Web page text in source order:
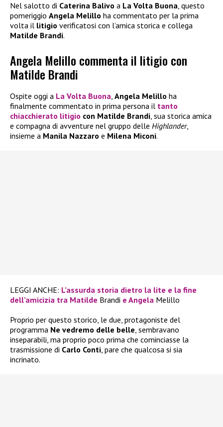
Nel salotto di Caterina Balivo a La Volta Buona, questo
pomeriggio Angela Melillo ha commentato per la prima
volta il litigio verificatosi con l’amica storica e collega
Matilde Brandi.
Angela Melillo commenta il litigio con
Matilde Brandi
Ospite oggi a La Volta Buona, Angela Melillo ha
finalmente commentato in prima persona il tanto
chiacchierato litigio con Matilde Brandi, sua storica amica
e compagna di avventure nel gruppo delle Highlander,
insieme a Manila Nazzaro e Milena Miconi.
LEGGI ANCHE: L’assurda storia dietro la lite e la fine
dell’amicizia tra Matilde Brandi e Angela Melillo
Proprio per questo storico, le due, protagoniste del
programma Ne vedremo delle belle, sembravano
inseparabili, ma proprio poco prima che cominciasse la
trasmissione di Carlo Conti, pare che qualcosa si sia
incrinato.